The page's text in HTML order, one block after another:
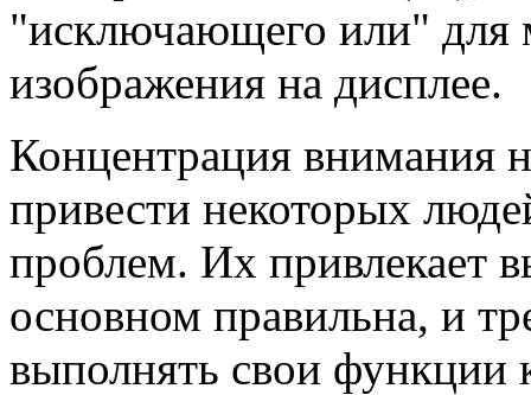
"исключающего или" для
изображения на дисплее.
Концентрация внимания
привести некоторых
проблем. Их привлекает
основном правильна, и
выполнять свои функции